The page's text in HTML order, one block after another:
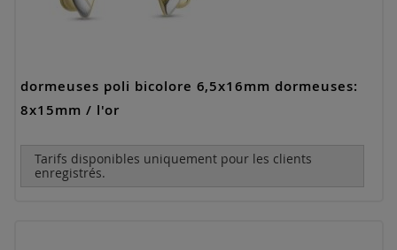
dormeuses poli bicolore 6,5x16mm dormeuses:
8x15mm / l'or
Tarifs disponibles uniquement pour les clients
enregistrés.